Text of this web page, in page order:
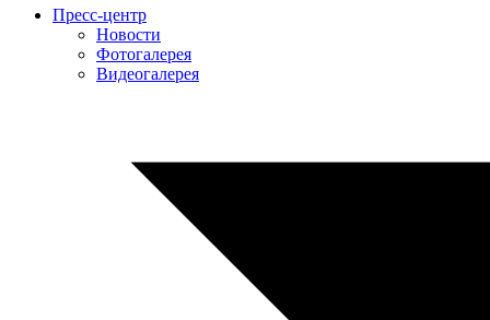
Пресс-центр
Новости
Фотогалерея
Видеогалерея